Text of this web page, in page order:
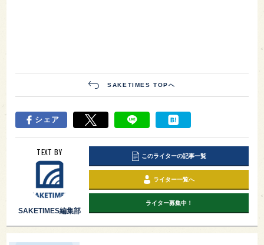
SAKETIMES TOPへ
シェア
TEXT BY
SAKETIMES編集部
このライターの記事一覧
ライター一覧へ
ライター募集中！